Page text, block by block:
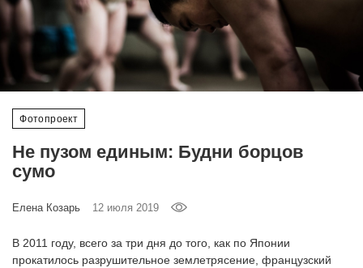
Фотопроект
Не пузом единым: Будни борцов
сумо
Елена Козарь 12 июля 2019
В 2011 году, всего за три дня до того, как по Японии
прокатилось разрушительное землетрясение, французский